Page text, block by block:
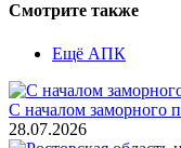
Смотрите также
Ещё АПК
С началом заморного
28.07.2026